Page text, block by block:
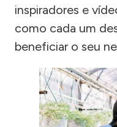
inspiradores e
como cada um
beneficiar o seu